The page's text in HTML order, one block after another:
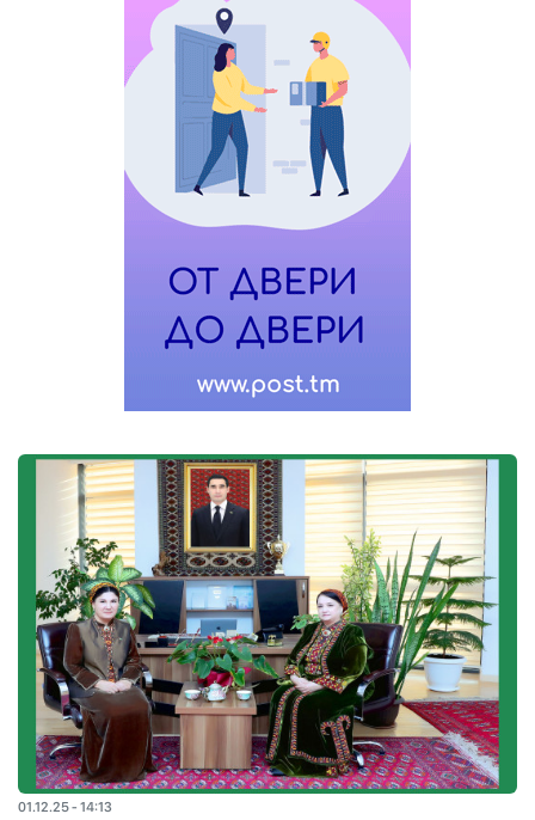
01.12.25 - 14:13